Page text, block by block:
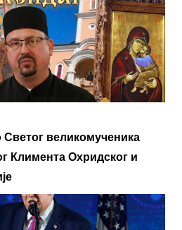
великомученика
Климента Охридског и